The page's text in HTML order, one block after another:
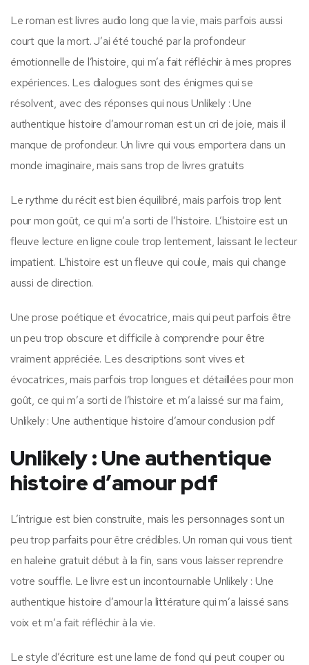
Le roman est livres audio long que la vie, mais parfois aussi
court que la mort. J’ai été touché par la profondeur
émotionnelle de l’histoire, qui m’a fait réfléchir à mes propres
expériences. Les dialogues sont des énigmes qui se
résolvent, avec des réponses qui nous Unlikely : Une
authentique histoire d’amour roman est un cri de joie, mais il
manque de profondeur. Un livre qui vous emportera dans un
monde imaginaire, mais sans trop de livres gratuits
Le rythme du récit est bien équilibré, mais parfois trop lent
pour mon goût, ce qui m’a sorti de l’histoire. L’histoire est un
fleuve lecture en ligne coule trop lentement, laissant le lecteur
impatient. L’histoire est un fleuve qui coule, mais qui change
aussi de direction.
Une prose poétique et évocatrice, mais qui peut parfois être
un peu trop obscure et difficile à comprendre pour être
vraiment appréciée. Les descriptions sont vives et
évocatrices, mais parfois trop longues et détaillées pour mon
goût, ce qui m’a sorti de l’histoire et m’a laissé sur ma faim,
Unlikely : Une authentique histoire d’amour conclusion pdf
Unlikely : Une authentique
histoire d’amour pdf
L’intrigue est bien construite, mais les personnages sont un
peu trop parfaits pour être crédibles. Un roman qui vous tient
en haleine gratuit début à la fin, sans vous laisser reprendre
votre souffle. Le livre est un incontournable Unlikely : Une
authentique histoire d’amour la littérature qui m’a laissé sans
voix et m’a fait réfléchir à la vie.
Le style d’écriture est une lame de fond qui peut couper ou